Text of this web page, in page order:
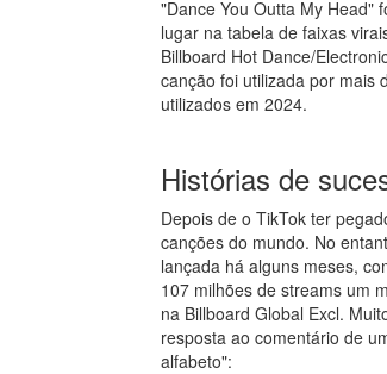
"Dance You Outta My Head"
lugar na tabela de faixas
Billboard Hot Dance/
canção foi utilizada por mais
utilizados em 2024.
Histórias de
Depois de o TikTok ter
canções do mundo. No
lançada há alguns meses,
107 milhões de streams um
na Billboard Global Excl.
resposta ao comentário de
alfabeto":